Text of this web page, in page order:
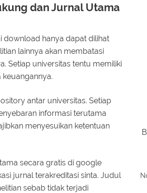
dan Jurnal Utama
download hanya dapat dilihat
lainnya akan membatasi
Setiap universitas tentu memiliki
antar universitas. Setiap
informasi terutama
menyesuikan ketentuan
secara gratis di google
jurnal terakreditasi sinta. Judul
sebab tidak terjadi